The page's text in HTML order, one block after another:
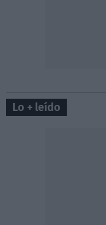
Lo + leído